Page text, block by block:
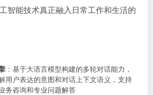
智能技术真正融入日常工作和生活的
：基于大语言模型构建的多轮对话能力，
用户表达的意图和对话上下文语义，支持
务咨询和专业问题解答